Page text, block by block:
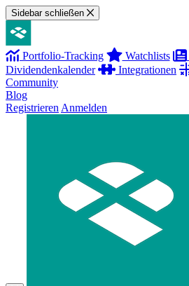
Sidebar schließen
Portfolio-Tracking Watchlists
Dividendenkalender
Integrationen
Community
Blog
Registrieren Anmelden